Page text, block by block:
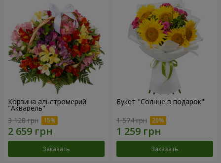
Корзина альстромерий
"Акварель"
3 128 грн
Заказать
Букет "Солнце в подарок"
1 574 грн
Заказать